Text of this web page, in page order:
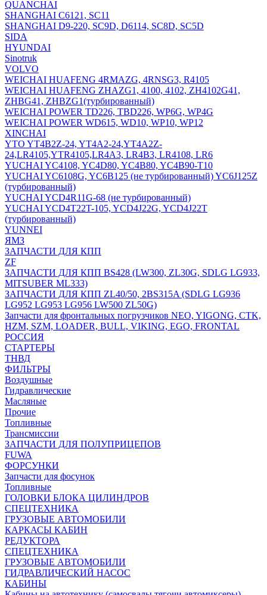
QUANCHAI
SHANGHAI C6121, SC11
SHANGHAI D9-220, SC9D, D6114, SC8D, SC5D
SIDA
HYUNDAI
Sinotruk
VOLVO
WEICHAI HUAFENG 4RMAZG, 4RNSG3, R4105
WEICHAI HUAFENG ZHAZG1, 4100, 4102, ZH4102G41,
ZHBG41, ZHBZG1(турбированный)
WEICHAI POWER TD226, TBD226, WP6G, WP4G
WEICHAI POWER WD615, WD10, WP10, WP12
XINCHAI
YTO YT4B2Z-24, YT4A2-24,YT4A2Z-
24,LR4105,YTR4105,LR4A3, LR4B3, LR4108, LR6
YUCHAI YC4108, YC4D80, YC4B80, YC4B90-T10
YUCHAI YC6108G, YC6B125 (не турбированный) YC6J125Z
(турбированный)
YUCHAI YCD4R11G-68 (не турбированный)
YUCHAI YCD4T22T-105, YCD4J22G, YCD4J22T
(турбированный)
YUNNEI
ЯМЗ
ЗАПЧАСТИ ДЛЯ КПП
ZF
ЗАПЧАСТИ ДЛЯ КПП BS428 (LW300, ZL30G, SDLG LG933,
MITSUBER ML333)
ЗАПЧАСТИ ДЛЯ КПП ZL40/50, 2BS315A (SDLG LG936
LG952 LG953 LG956 LW500 ZL50G)
Запчасти для фронтальных погрузчиков NEO, YIGONG, CTK,
HZM, SZM, LOADER, BULL, VIKING, EGO, FRONTAL
РОССИЯ
СТАРТЕРЫ
ТНВД
ФИЛЬТРЫ
Воздушные
Гидравлические
Масляные
Прочие
Топливные
Трансмиссии
ЗАПЧАСТИ ДЛЯ ПОЛУПРИЦЕПОВ
FUWA
ФОРСУНКИ
Запчасти для фосунок
Топливные
ГОЛОВКИ БЛОКА ЦИЛИНДРОВ
СПЕЦТЕХНИКА
ГРУЗОВЫЕ АВТОМОБИЛИ
КАРКАСЫ КАБИН
РЕДУКТОРА
СПЕЦТЕХНИКА
ГРУЗОВЫЕ АВТОМОБИЛИ
ГИДРАВЛИЧЕСКИЙ НАСОС
КАБИНЫ